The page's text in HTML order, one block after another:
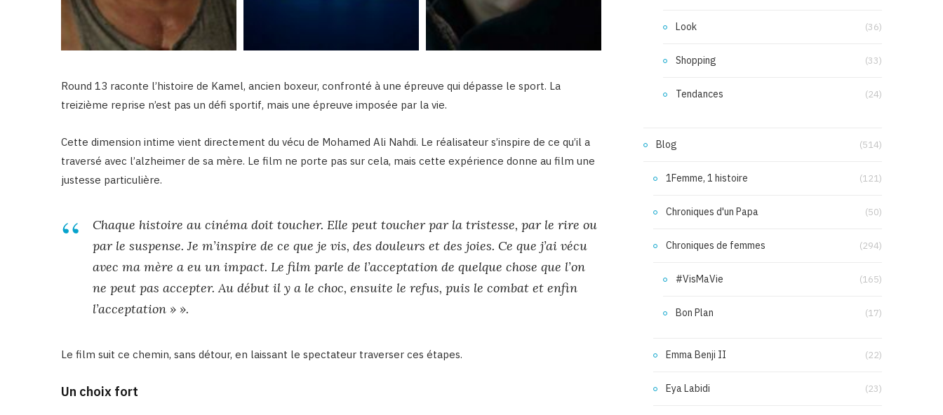
Round 13 raconte l’histoire de Kamel, ancien boxeur, confronté à une épreuve qui dépasse le sport. La
treizième reprise n’est pas un défi sportif, mais une épreuve imposée par la vie.
Cette dimension intime vient directement du vécu de Mohamed Ali Nahdi. Le réalisateur s’inspire de ce qu’il a
traversé avec l’alzheimer de sa mère. Le film ne porte pas sur cela, mais cette expérience donne au film une
justesse particulière.
Chaque histoire au cinéma doit toucher. Elle peut toucher par la tristesse, par le rire ou
par le suspense. Je m’inspire de ce que je vis, des douleurs et des joies. Ce que j’ai vécu
avec ma mère a eu un impact. Le film parle de l’acceptation de quelque chose que l’on
ne peut pas accepter. Au début il y a le choc, ensuite le refus, puis le combat et enfin
l’acceptation » ».
Le film suit ce chemin, sans détour, en laissant le spectateur traverser ces étapes.
Un choix fort
Look (36)
Shopping (33)
Tendances (24)
Blog (514)
1Femme, 1 histoire (121)
Chroniques d'un Papa (50)
Chroniques de femmes (294)
#VisMaVie (165)
Bon Plan (17)
Emma Benji II (22)
Eya Labidi (23)